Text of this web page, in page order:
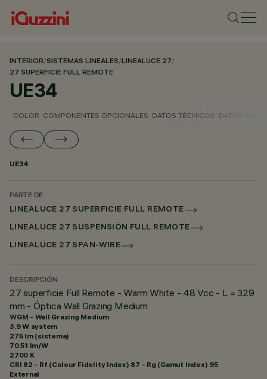
INTERIOR/SISTEMAS LINEALES/LINEALUCE 27/
27 SUPERFICIE FULL REMOTE
UE34
COLOR COMPONENTES OPCIONALES DATOS TÉCNICOS DATOS
UE34
PARTE DE
LINEALUCE 27 SUPERFICIE FULL REMOTE
LINEALUCE 27 SUSPENSIÓN FULL REMOTE
LINEALUCE 27 SPAN-WIRE
DESCRIPCIÓN
27 superficie Full Remote - Warm White - 48 Vcc - L = 329
mm - Óptica Wall Grazing Medium
WGM - Wall Grazing Medium
3.9 W system
275 lm (sistema)
70.51 lm/W
2700 K
CRI 82 - Rf (Colour Fidelity Index) 87 - Rg (Gamut Index) 95
External